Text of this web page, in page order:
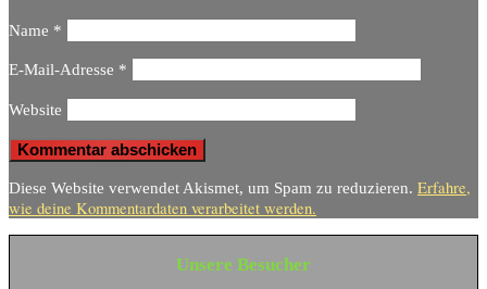
Name *
E-Mail-Adresse *
Website
Diese Website verwendet Akismet, um Spam zu reduzieren. Erfahre,
wie deine Kommentardaten verarbeitet werden.
Unsere Besucher